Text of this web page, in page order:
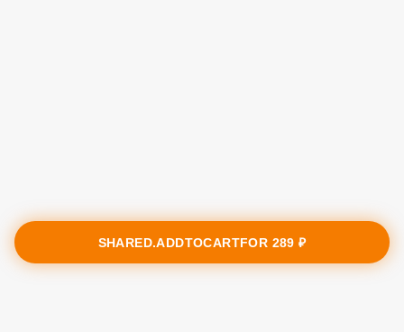
SHARED.ADDTOCARTFOR 289 ₽